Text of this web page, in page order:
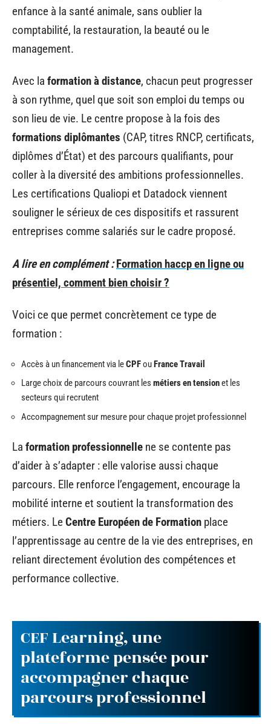
enfance à la santé animale, sans oublier la
comptabilité, la restauration, la beauté ou le
management.
Avec la formation à distance, chacun peut progresser
à son rythme, quel que soit son emploi du temps ou
son lieu de vie. Le centre propose à la fois des
formations diplômantes (CAP, titres RNCP, certificats,
diplômes d’État) et des parcours qualifiants, pour
coller à la diversité des ambitions professionnelles.
Les certifications Qualiopi et Datadock viennent
souligner le sérieux de ces dispositifs et rassurent
entreprises comme salariés sur le cadre proposé.
A lire en complément : Formation haccp en ligne ou
présentiel, comment bien choisir ?
Voici ce que permet concrètement ce type de
formation :
Accès à un financement via leCPFouFrance Travail
Large choix de parcours couvrant les métiers en tensionet les
secteurs qui recrutent
Accompagnement sur mesure pour chaque projet professionnel
La formation professionnelle ne se contente pas
d’aider à s’adapter : elle valorise aussi chaque
parcours. Elle renforce l’engagement, encourage la
mobilité interne et soutient la transformation des
métiers. LeCentre Européen de Formation place
l’apprentissage au centre de la vie des entreprises, en
reliant directement évolution des compétences et
performance collective.
CEF Learning, une
plateforme pensée pour
accompagner chaque
parcours professionnel